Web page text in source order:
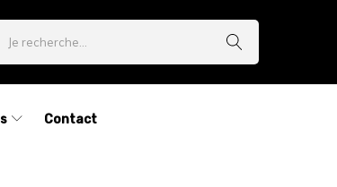
Contact